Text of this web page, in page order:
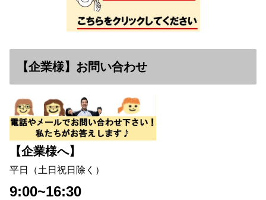
【企業様】お問い合わせ
【企業様へ】
平日（土日祝日除く）
9:00~16:30